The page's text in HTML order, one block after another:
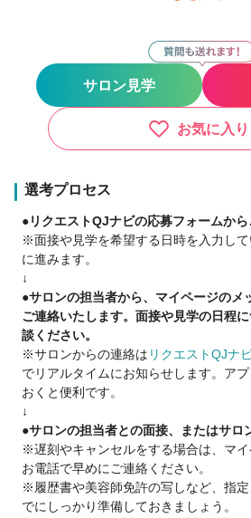
★重点募集店舗★
東京『銀座』『恵比寿』『目黒』『中目
大阪『堀江』
福岡『博多』
①歩合一律70％還元
①、②の高い方を報酬として貰えます♪
※3ヶ月保障
同時募集
【関東】 渋谷 新宿 三軒茶屋 中
【関西】 梅田 天王寺
【宮城】 仙台
【両方貰える入社特典】
①新規フリー50%指名60%還元
②保障給35～50万円※勤務日数・勤務地
①、②の高い方を報酬として貰えます♪
※3ヶ月保障
【２０２６年集客サイト 】
『８年連続GOLD Prize受賞』『１０年
サロン見学
お気に入り
選考プロセス
●リクエストQJナビの応募フォームから
※面接や見学を希望する日時を入力し
に進みます。
↓
●サロンの担当者から、マイページのメ
ご連絡いたします。面接や見学の日程
談ください。
※サロンからの連絡は リクエストQJナ
でリアルタイムにお知らせします。ア
おくと便利です。
↓
●サロンの担当者との面接、またはサロ
※遅刻やキャンセルをする場合は、マ
お電話で早めにご連絡ください。
※履歴書や美容師免許の写しなど、指
でにしっかり準備しておきましょう。